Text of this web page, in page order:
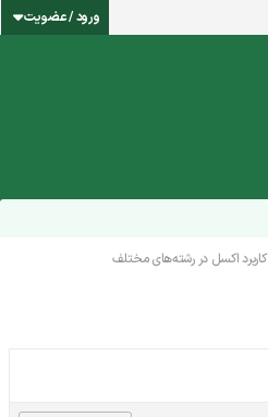
ورود / عضویت
کاربرد اکسل در رشته‌های مختلف